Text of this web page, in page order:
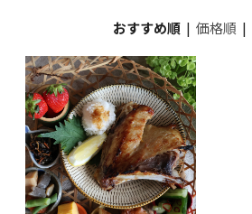
おすすめ順| 価格順 |